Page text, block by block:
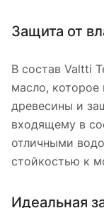
Защита от
В состав Valtti
масло, которое
древесины и
входящему в
отличными
стойкостью к
Идеальная